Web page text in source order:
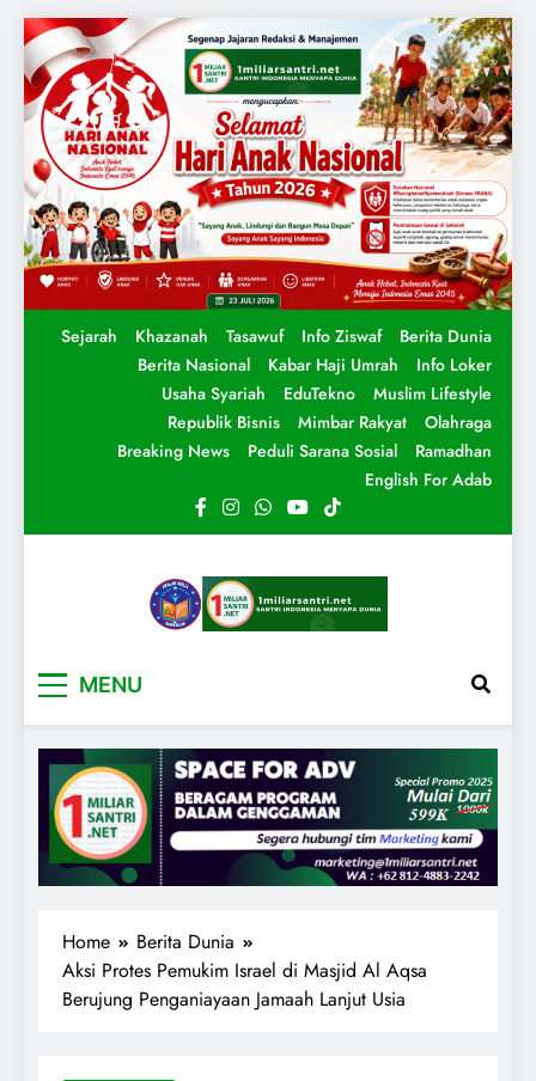
Sejarah Khazanah Tasawuf Info Ziswaf
Berita Dunia
Berita Nasional
Kabar Haji Umrah
Info Loker
Usaha Syariah
EduTekno
Muslim Lifestyle
Republik Bisnis
Mimbar Rakyat
Olahraga
Breaking News
Peduli Sarana Sosial
Ramadhan
English For Adab
MENU
Home
Berita Dunia
Aksi Protes Pemukim Israel di Masjid Al Aqsa
Berujung Penganiayaan Jamaah Lanjut Usia